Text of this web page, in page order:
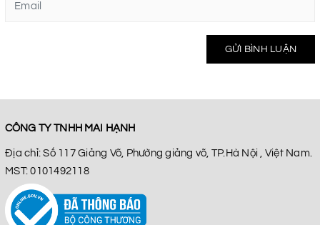
GỬI BÌNH LUẬN
CÔNG TY TNHH MAI HẠNH
Địa chỉ: Số 117 Giảng Võ, Phường giảng võ, TP.Hà Nội , Việt Nam.
MST: 0101492118